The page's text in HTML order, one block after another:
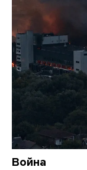
Война